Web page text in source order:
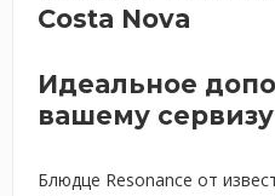
Costa Nova
Идеальное
вашему сервизу
Блюдце Resonance от